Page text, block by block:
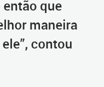
que
maneira
contou